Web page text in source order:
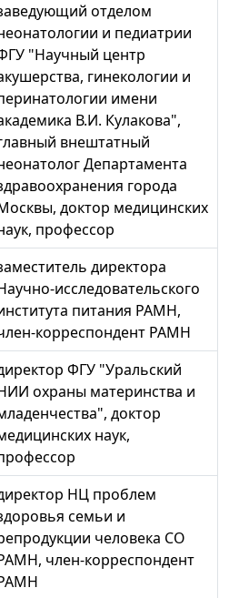
отделом
и педиатрии
"Научный центр
гинекологии и
имени
В.И. Кулакова",
внештатный
Департамента
города
доктор медицинских
профессор
директора
исследовательского
питания РАМН,
корреспондент РАМН
ФГУ "Уральский
охраны материнства и
доктор
наук,
НЦ проблем
семьи и
человека СО
член-корреспондент